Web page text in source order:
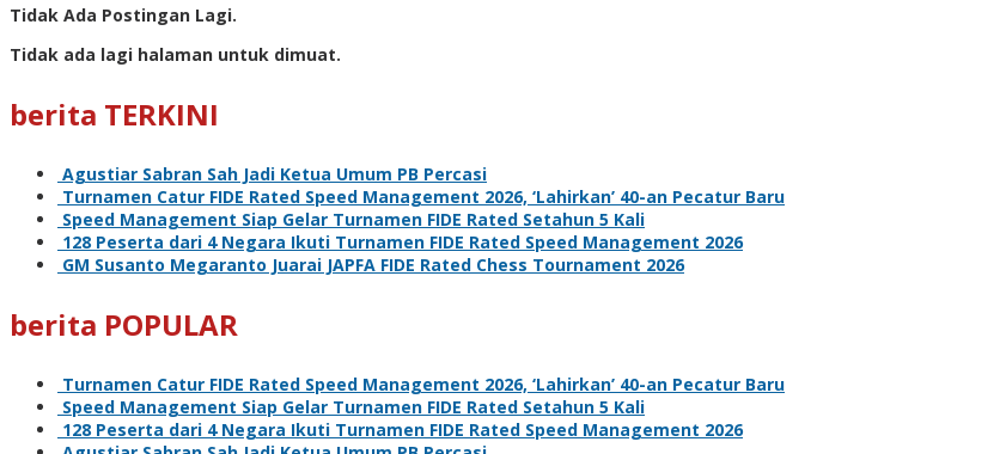
Tidak Ada Postingan Lagi.
Tidak ada lagi halaman untuk dimuat.
berita TERKINI
Agustiar Sabran Sah Jadi Ketua Umum PB Percasi
Turnamen Catur FIDE Rated Speed Management 2026, ‘Lahirkan’ 40-an Pecatur Baru
Speed Management Siap Gelar Turnamen FIDE Rated Setahun 5 Kali
128 Peserta dari 4 Negara Ikuti Turnamen FIDE Rated Speed Management 2026
GM Susanto Megaranto Juarai JAPFA FIDE Rated Chess Tournament 2026
berita POPULAR
Turnamen Catur FIDE Rated Speed Management 2026, ‘Lahirkan’ 40-an Pecatur Baru
Speed Management Siap Gelar Turnamen FIDE Rated Setahun 5 Kali
128 Peserta dari 4 Negara Ikuti Turnamen FIDE Rated Speed Management 2026